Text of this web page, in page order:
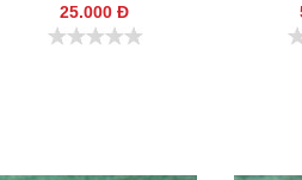
25.000 Đ